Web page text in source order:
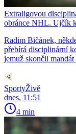
Extraligovou
obránce NHL. Ujčík
Radim Bičánek,
přebírá disciplinární
jemuž skončil mandát
SportyŽivě
dnes, 11:51
4 min